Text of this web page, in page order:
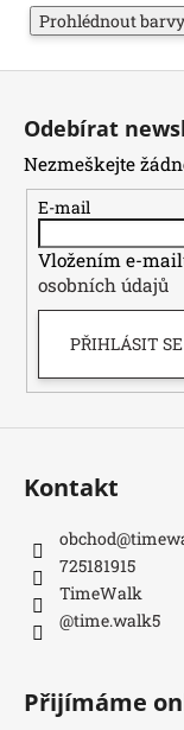
Prohlédnout
Odebírat
Nezmeškejte
E-mail
Vložením e-
osobních údajů
PŘIHLÁSIT SE
Kontakt
obchod@
725181915
TimeWalk
@time.walk5
Přijímáme